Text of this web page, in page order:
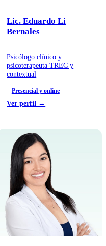
Lic. Eduardo Li
Bernales
Psicólogo clínico y
psicoterapeuta TREC y
contextual
Presencial y online
Ver perfil →